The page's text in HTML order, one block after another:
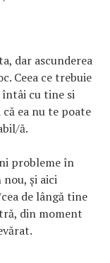
dar ascunderea
Ceea ce trebuie
întâi cu tine si
ea nu te poate
ă.
probleme în
și aici
de lângă tine
din moment